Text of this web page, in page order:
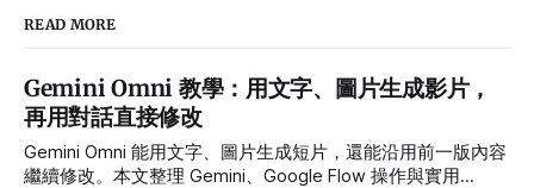
READ MORE
Gemini Omni 教學：用文字、圖片生成影片，
再用對話直接修改
Gemini Omni 能用文字、圖片生成短片，還能沿用前一版內容
繼續修改。本文整理 Gemini、Google Flow 操作與實用